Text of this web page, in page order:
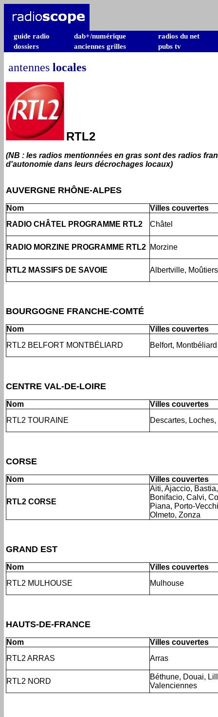
guide radio dab+/numérique
radios du net
dossiers
anciennes grilles pubs tv
antennes locales
RTL2
(NB : les radios mentionnées en gras sont des radios
d'autonomie dans leurs décrochages locaux)
AUVERGNE RHÔNE-ALPES
Nom
Villes couvertes
RADIO CHÂTEL PROGRAMME RTL2
Châtel
RADIO MORZINE PROGRAMME RTL2 Morzine
RTL2 MASSIFS DE SAVOIE Albertville,
BOURGOGNE FRANCHE-COMTÉ
Nom
Villes couvertes
RTL2 BELFORT MONTBÉLIARD
Belfort, Montbéliard
CENTRE VAL-DE-LOIRE
Nom
Villes couvertes
RTL2 TOURAINE
Descartes, Loches,
CORSE
Nom Villes couvertes
RTL2 CORSE
Aiti, Ajaccio,
Bonifacio, Calvi,
Piana, Porto-
Olmeto, Zonza
GRAND EST
Nom
Villes couvertes
RTL2 MULHOUSE
Mulhouse
HAUTS-DE-FRANCE
Nom
Villes couvertes
RTL2 ARRAS
Arras
RTL2 NORD
Béthune, Douai,
Valenciennes